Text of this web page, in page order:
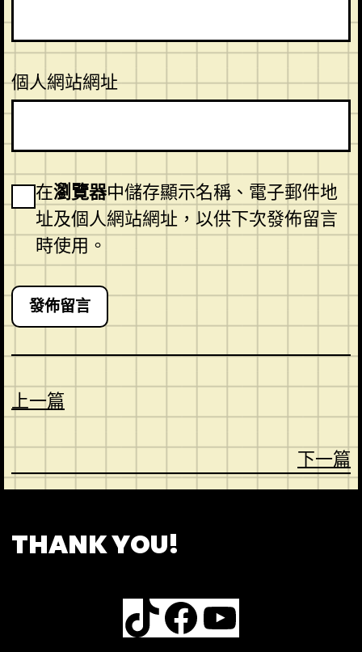
個人網站網址
在瀏覽器中儲存顯示名稱、電子郵件地
址及個人網站網址，以供下次發佈留言
時使用。
上一篇
下一篇
THANK YOU!
TikTok Facebook YouTube